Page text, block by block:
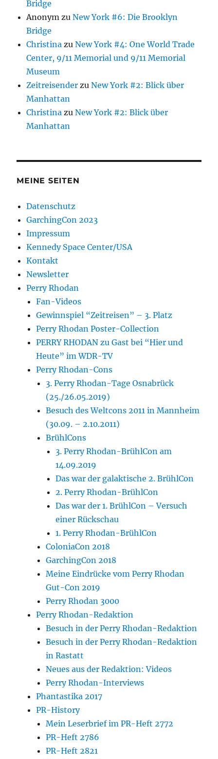
Bridge
Anonym zuNew York #6: Die Brooklyn
Bridge
Christina zuNew York #4: One World Trade
Center, 9/11 Memorial und 9/11 Memorial
Museum
Zeitreisender zuNew York #2: Blick über
Manhattan
Christina zuNew York #2: Blick über
Manhattan
MEINE SEITEN
Datenschutz
GarchingCon 2023
Impressum
Kennedy Space Center/USA
Kontakt
Newsletter
Perry Rhodan
Fan-Videos
Gewinnspiel “Zeitreisen” – 3. Platz
Perry Rhodan Poster-Collection
PERRY RHODAN zu Gast bei “Hier und
Heute” im WDR-TV
Perry Rhodan-Cons
3. Perry Rhodan-Tage Osnabrück
(25./26.05.2019)
Besuch des Weltcons 2011 in Mannheim
(30.09. – 2.10.2011)
BrühlCons
3. Perry Rhodan-BrühlCon am
14.09.2019
Das war der galaktische 2. BrühlCon
2. Perry Rhodan-BrühlCon
Das war der 1. BrühlCon – Versuch
einer Rückschau
1. Perry Rhodan-BrühlCon
ColoniaCon 2018
GarchingCon 2018
Meine Eindrücke vom Perry Rhodan
Gut-Con 2019
Perry Rhodan 3000
Perry Rhodan-Redaktion
Besuch in der Perry Rhodan-Redaktion
Besuch in der Perry Rhodan-Redaktion
in Rastatt
Neues aus der Redaktion: Videos
Perry Rhodan-Interviews
Phantastika 2017
PR-History
Mein Leserbrief im PR-Heft 2772
PR-Heft 2786
PR-Heft 2821